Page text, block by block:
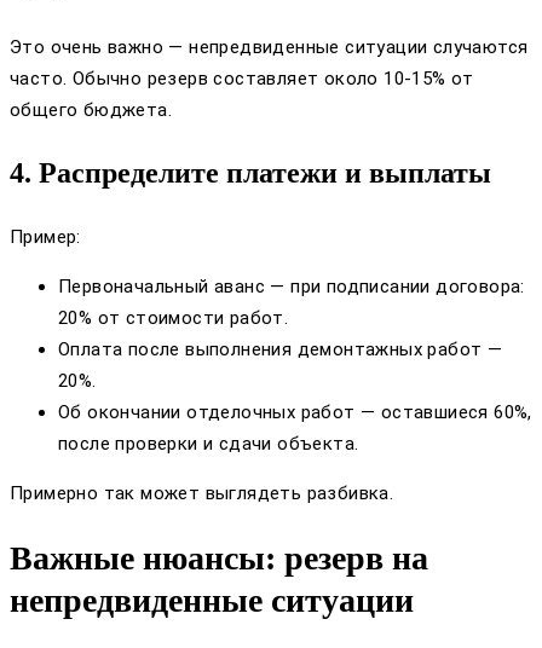
Это очень важно — непредвиденные ситуации случаются
часто. Обычно резерв составляет около 10-15% от
общего бюджета.
4. Распределите платежи и выплаты
Пример:
Первоначальный аванс — при подписании договора:
20% от стоимости работ.
Оплата после выполнения демонтажных работ —
20%.
Об окончании отделочных работ — оставшиеся 60%,
после проверки и сдачи объекта.
Примерно так может выглядеть разбивка.
Важные нюансы: резерв на
непредвиденные ситуации